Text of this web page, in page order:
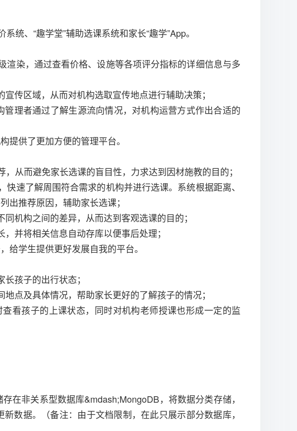
统、“趣学堂”辅助选课系统和家长“趣学”App。
渲染，通过查看价格、设施等各项评分指标的详细信息与多
传区域，从而对机构选取宣传地点进行辅助决策；
理者通过了解生源流向情况，对机构运营方式作出合适的
提供了更加方便的管理平台。
从而避免家长选课的盲目性，力求达到因材施教的目的；
速了解周围符合需求的机构并进行选课。系统根据距离、
出推荐原因，辅助家长选课；
机构之间的差异，从而达到客观选课的目的；
并将相关信息自动存库以便事后处理；
给学生提供更好发展自我的平台。
孩子的出行状态；
点及具体情况，帮助家长更好的了解孩子的情况；
看孩子的上课状态，同时对机构老师授课也形成一定的监
在非关系型数据库&mdash;MongoDB，将数据分类存储，
数据。（备注：由于文档限制，在此只展示部分数据库，